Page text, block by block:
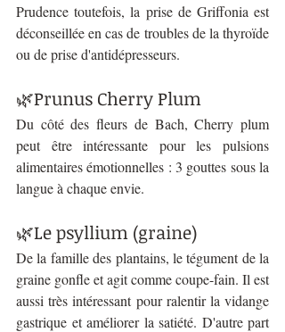
Prudence toutefois, la prise de Griffonia est
déconseillée en cas de troubles de la thyroïde
ou de prise d'antidépresseurs.
🌿Prunus Cherry Plum
Du côté des fleurs de Bach, Cherry plum
peut être intéressante pour les pulsions
alimentaires émotionnelles : 3 gouttes sous la
langue à chaque envie.
🌿Le psyllium (graine)
De la famille des plantains, le tégument de la
graine gonfle et agit comme coupe-fain. Il est
aussi très intéressant pour ralentir la vidange
gastrique et améliorer la satiété. D'autre part